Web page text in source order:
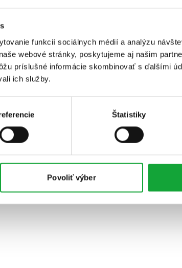
funkcií sociálnych médií a analýzu
webové stránky, poskytujeme aj našim
príslušné informácie skombinovať s ďalšími
ich služby.
Štatistiky
Povoliť výber